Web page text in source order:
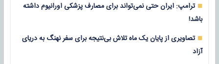
ترامپ: ایران حتی نمی‌تواند برای مصارف پزشکی اورانیوم داشته
باشد!
تصاویری از پایان یک ماه تلاش بی‌نتیجه برای سفر نهنگ به دریای
آزاد